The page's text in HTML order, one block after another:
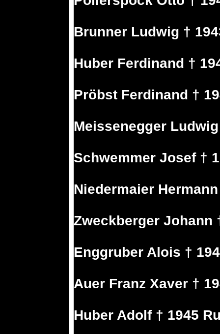
Brunner Ludwig †
Huber Ferdinand †
Pröbst Ferdinand †
Meissenegger
Schwemmer Josef †
Niedermaier
Zweckberger Johann
Enggruber Alois †
Auer Franz Xaver †
Huber Adolf † 1945